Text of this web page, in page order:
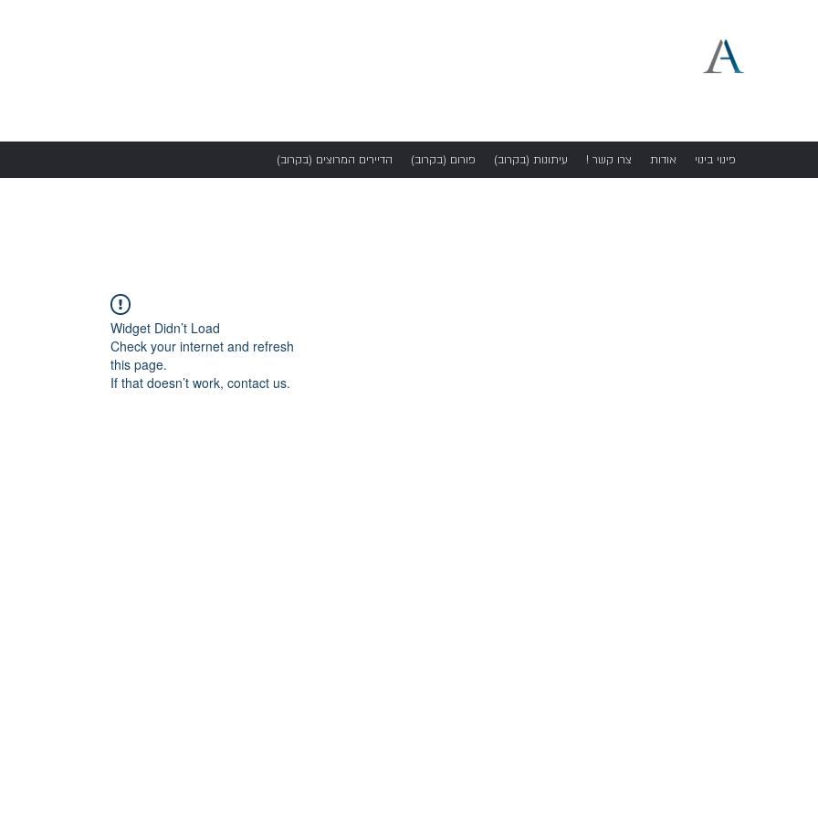
הדיירים המרוצים (בקרוב) פורום (בקרוב) עיתונות (בקרוב) ! צרו קשר אודות פינוי בינוי
Widget Didn’t Load
Check your internet and refresh
this page.
If that doesn’t work, contact us.